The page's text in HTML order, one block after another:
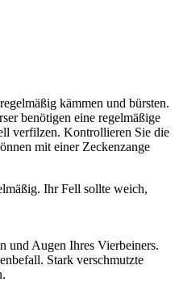
kämmen und bürsten.
benötigen eine regelmäßige
verfilzen. Kontrollieren Sie die
mit einer Zeckenzange
Ihr Fell sollte weich,
und Augen Ihres Vierbeiners.
Stark verschmutzte